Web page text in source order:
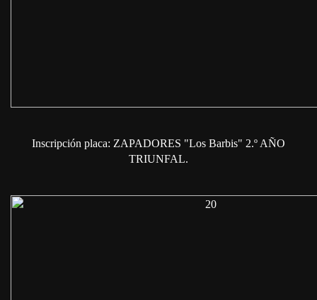
Inscripción placa: ZAPADORES "Los Barbis" 2.º AÑO
TRIUNFAL.